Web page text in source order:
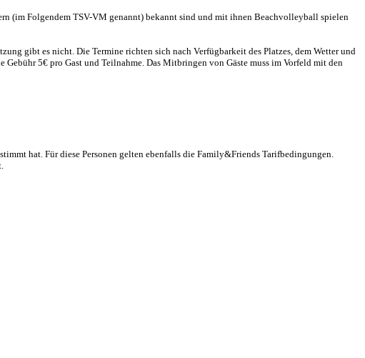
(im Folgendem TSV-VM genannt) bekannt sind und mit ihnen Beachvolleyball spielen
gibt es nicht. Die Termine richten sich nach Verfügbarkeit des Platzes, dem Wetter und
5€ pro Gast und Teilnahme. Das Mitbringen von Gäste muss im Vorfeld mit den
hat. Für diese Personen gelten ebenfalls die Family&Friends Tarifbedingungen.